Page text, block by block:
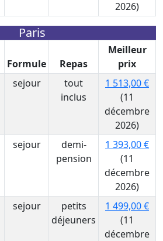
2026)
Paris
Formule Repas
Meilleur
prix
sejour
tout
inclus
1 513,00 €
(11
décembre
2026)
sejour
demi-
pension
1 393,00 €
(11
décembre
2026)
sejour
petits
déjeuners
1 499,00 €
(11
décembre